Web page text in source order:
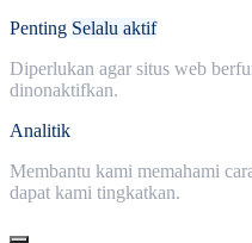
Penting Selalu aktif
Diperlukan agar situs web
dinonaktifkan.
Analitik
Membantu kami memahami
dapat kami tingkatkan.